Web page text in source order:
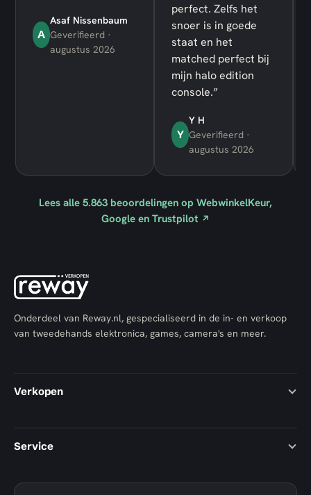
A
Asaf Nissenbaum
Geverifieerd ·
augustus 2026
perfect. Zelfs het
snoer is in goede
staat en het
matched perfect bij
mijn halo edition
console.”
Y
Y H
Geverifieerd ·
augustus 2026
Lees alle 5.863 beoordelingen op WebwinkelKeur,
Google en Trustpilot ↗
Onderdeel van Reway.nl, gespecialiseerd in de in- en verkoop
van tweedehands elektronica, games, camera's en meer.
Verkopen
Service